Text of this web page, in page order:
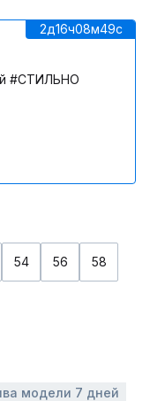
2д16ч08м49c
#СТИЛЬНО
54 56 58
модели 7 дней